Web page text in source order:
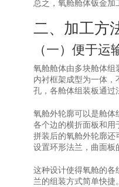
总之，氧舱舱体钣金加
二、加工方
（一）便于
氧舱舱体由多块舱体组
内衬框架成型为一体
孔，各舱体组装板通过
氧舱外轮廓可以是舱体
各个边的横折面板和用
拼装后的氧舱外轮廓还
设置环形法兰，曲面板
这种设计使得氧舱的各
兰的组装方式简单快捷